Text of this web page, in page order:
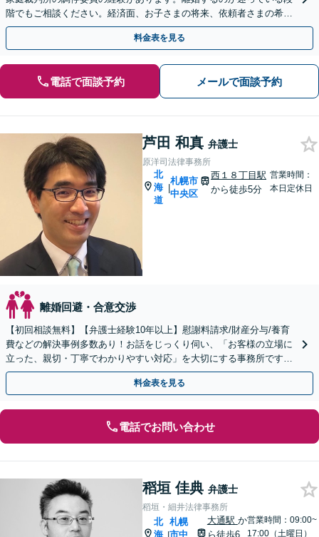
階でもご相談ください。経済面、お子さまの将来、依頼者さまの希望
を考慮した最善の解決策をご提案します。
料金表を見る
電話で面談予約 メールで面談予約
芦田 和真 弁護士
原洋司法律事務所
北
海
道
|
札幌市
中央区
西１８丁目駅
から徒歩5分
営業時間：
本日定休日
離婚回避・合意交渉
【初回相談無料】【弁護士経験10年以上】慰謝料請求/財産分与/養育
費などの解決事例多数あり！お話をじっくり伺い、「お客様の立場に
立った、親切・丁寧でわかりやすい対応」を大切にする事務所です
【分割払い対応】
料金表を見る
電話でお問い合わせ
稻垣 佳典 弁護士
稻垣・細井法律事務所
北
海 |
札幌
市中
大通駅 か
ら徒歩6
営業時間：09:00~
17:00（土曜日）